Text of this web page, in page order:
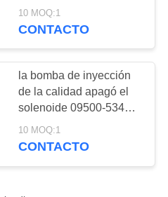
DE
DE LA
34
146650-1220 para la
bomba de inyección de
combustible del
solenoide
10 MOQ:1
CONTACTO
la bomba de inyección
de la calidad apagó el
solenoide 09500-534#
para las piezas
comunes del surtidor de
10 MOQ:1
CONTACTO